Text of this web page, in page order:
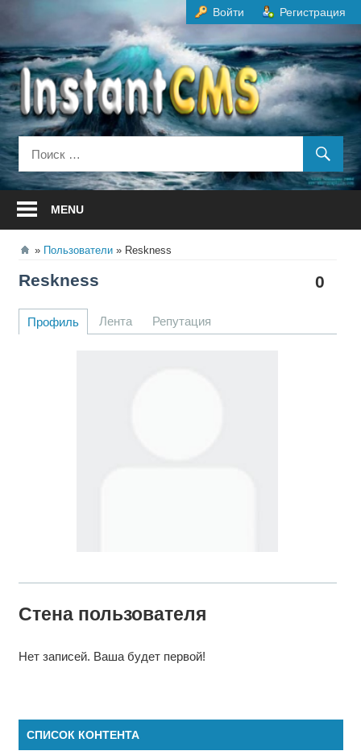
содержанию
Войти Регистрация
MENU
Пользователи Reskness
0
Reskness
Профиль Лента Репутация
Стена пользователя
Нет записей. Ваша будет первой!
СПИСОК КОНТЕНТА